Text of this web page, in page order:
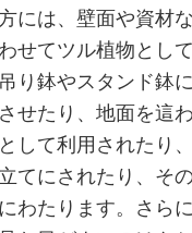
には、壁面や資材
せてツル植物とし
り鉢やスタンド鉢
せたり、地面を這
して利用されたり
てにされたり、そ
わたります。さら